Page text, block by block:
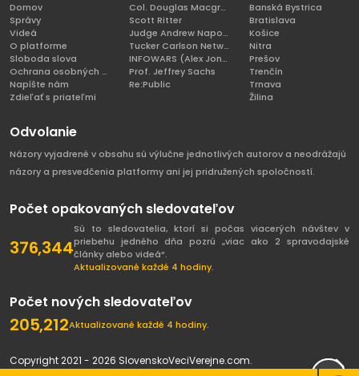
Domov
Správy
Videá
O platforme
Sloboda slova
Ochrana osobných údajov
Napíšte nám
Zdieľať s priateľmi
Col. Douglas Macgregor, Ph.D
Scott Ritter
Judge Andrew Napolitano
Tucker Carlson Network
INFOWARS (Alex Jones)
Prof. Jeffrey Sachs
Re:Public
Banská Bystrica
Bratislava
Košice
Nitra
Prešov
Trenčín
Trnava
Žilina
Odvolanie
Názory vyjadrené v obsahu sú výlučne jednotlivých autorov a neodrážajú
názory a presvedčenia platformy ani jej pridružených spoločností.
Počet opakovaných sledovateľov
376,344
Sú to sledovatelia, ktorí si počas viacerých návštev v
priebehu jedného dňa pozrú „viac ako 2 spravodajské
články alebo videá“.
Aktualizované každé 4 hodiny.
Počet nových sledovateľov
205,212Aktualizované každé 4 hodiny.
Copyright 2021 - 2026 SlovenskoVeciVerejne.com.